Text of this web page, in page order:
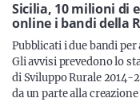
Servizi
Sicilia, 10 milioni di
online i bandi della
Pubblicati i due bandi
Gli avvisi prevedono lo
di Sviluppo Rurale 2014-
da un parte alla